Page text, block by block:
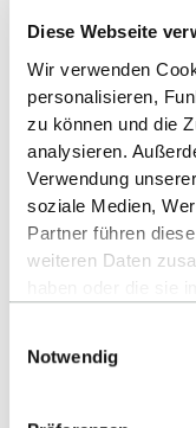
Diese Webseite
Wir verwenden
personalisieren,
zu können und die
analysieren.
Verwendung
soziale Medien,
Partner führen
weiteren Daten
Alles zum Thema
Datenverarbeitung
Notwendig
ESB Business
Ressort
Mitglied des
Obmann im
FDP-
Technologie und
in verschiedenen
Reutlingen